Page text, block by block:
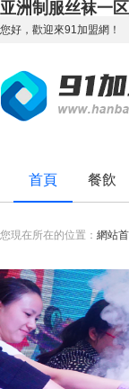
亚洲制服丝袜一
您好，歡迎來91加盟網！
首頁 餐飲
您現在所在的位置： 網站